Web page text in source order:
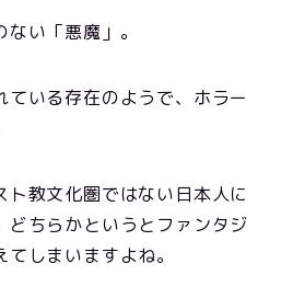
い「悪魔」。
いる存在のようで、ホラー
ト教文化圏ではない日本人に
どちらかというとファンタジ
しまいますよね。